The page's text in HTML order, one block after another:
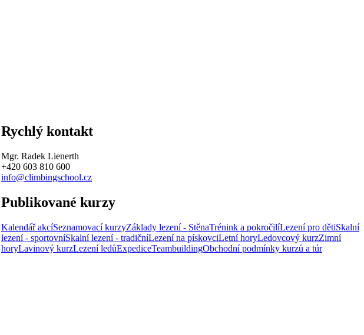
Rychlý kontakt
Mgr. Radek Lienerth
+420 603 810 600
info@climbingschool.cz
Publikované kurzy
Kalendář akcíSeznamovací kurzyZáklady lezení - StěnaTrénink a pokročilíLezení pro dětiSkalní
lezení - sportovníSkalní lezení - tradičníLezení na pískovciLetní horyLedovcový kurzZimní
horyLavinový kurzLezení ledůExpediceTeambuildingObchodní podmínky kurzů a túr